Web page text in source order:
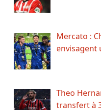
Mercato :
envisagent
Theo
transfert à